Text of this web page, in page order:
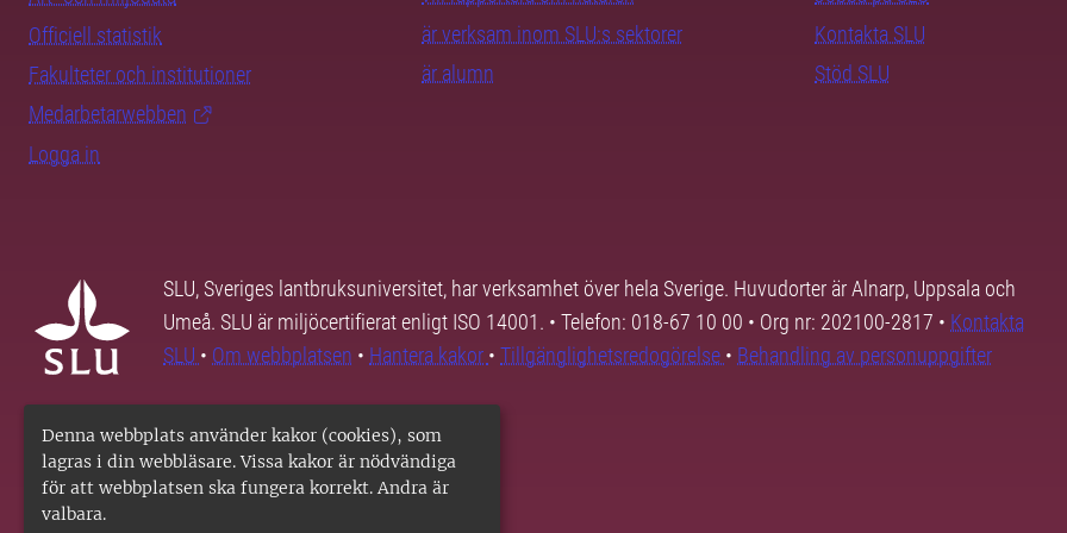
Denna webbplats använder kakor (cookies), som
lagras i din webbläsare. Vissa kakor är nödvändiga
för att webbplatsen ska fungera korrekt. Andra är
valbara.
Officiell statistik
Fakulteter och institutioner
Medarbetarwebben
Logga in
är verksam inom SLU:s sektorer
är alumn
Kontakta SLU
Stöd SLU
SLU, Sveriges lantbruksuniversitet, har verksamhet över hela Sverige. Huvudorter är Alnarp, Uppsala och
Umeå. SLU är miljöcertifierat enligt ISO 14001. • Telefon: 018-67 10 00 • Org nr: 202100-2817 • Kontakta
SLU • Om webbplatsen • Hantera kakor • Tillgänglighetsredogörelse • Behandling av personuppgifter